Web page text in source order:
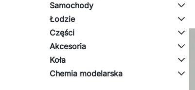
Samochody
Łodzie
Części
Akcesoria
Koła
Chemia modelarska